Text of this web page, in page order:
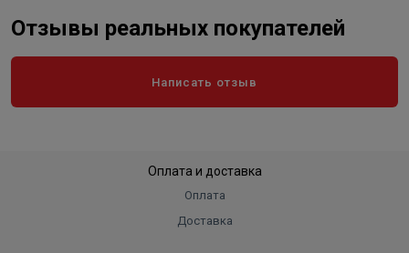
Отзывы реальных покупателей
Написать отзыв
Оплата и доставка
Оплата
Доставка